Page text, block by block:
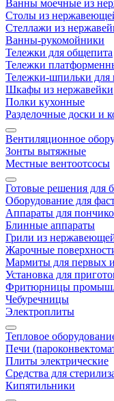
Ванны моечные из
Столы из
Стеллажи из
Ванны-рукомойники
Тележки для общепита
Тележки
Тележки-шпильки для
Шкафы из нержавейки
Полки кухонные
Разделочные доски и
Вентиляционное
Зонты вытяжные
Местные вентоотсосы
Готовые решения для
Оборудование для
Аппараты для
Блинные аппараты
Грили из
Жарочные
Мармиты для первых
Установка для
Фритюрницы
Чебуречницы
Электроплиты
Тепловое
Печи
Плиты электрические
Средства для
Кипятильники